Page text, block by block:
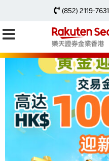
(852) 2119-7631